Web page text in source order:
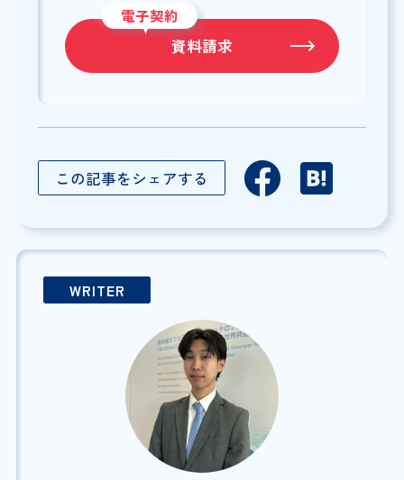
電子契約
資料請求
この記事をシェアする
WRITER